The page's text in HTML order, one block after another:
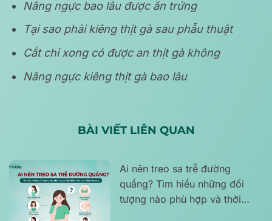
Nâng ngực bao lâu được ăn trứng
Tại sao phải kiêng thịt gà sau phẫu thuật
Cắt chỉ xong có được an thịt gà không
Nâng ngực kiêng thịt gà bao lâu
BÀI VIẾT LIÊN QUAN
Ai nên treo sa trễ đường
quầng? Tìm hiểu những đối
tượng nào phù hợp và thời